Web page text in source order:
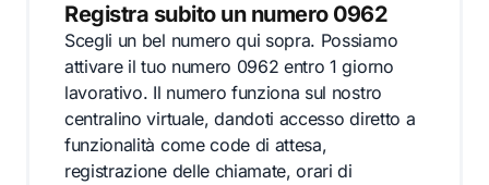
Registra subito un numero 0962
Scegli un bel numero qui sopra. Possiamo
attivare il tuo numero 0962 entro 1 giorno
lavorativo. Il numero funziona sul nostro
centralino virtuale, dandoti accesso diretto a
funzionalità come code di attesa,
registrazione delle chiamate, orari di